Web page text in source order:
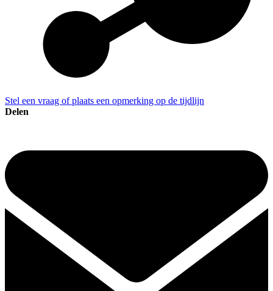
Stel een vraag of plaats een opmerking op de tijdlijn
Delen